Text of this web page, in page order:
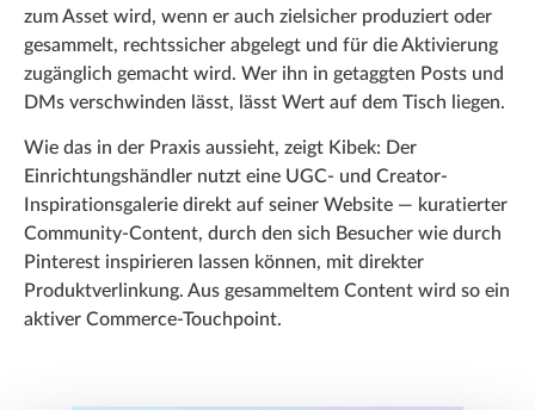
zum Asset wird, wenn er auch zielsicher produziert oder
gesammelt, rechtssicher abgelegt und für die Aktivierung
zugänglich gemacht wird. Wer ihn in getaggten Posts und
DMs verschwinden lässt, lässt Wert auf dem Tisch liegen.
Wie das in der Praxis aussieht, zeigt Kibek: Der
Einrichtungshändler nutzt eine UGC- und Creator-
Inspirationsgalerie direkt auf seiner Website — kuratierter
Community-Content, durch den sich Besucher wie durch
Pinterest inspirieren lassen können, mit direkter
Produktverlinkung. Aus gesammeltem Content wird so ein
aktiver Commerce-Touchpoint.